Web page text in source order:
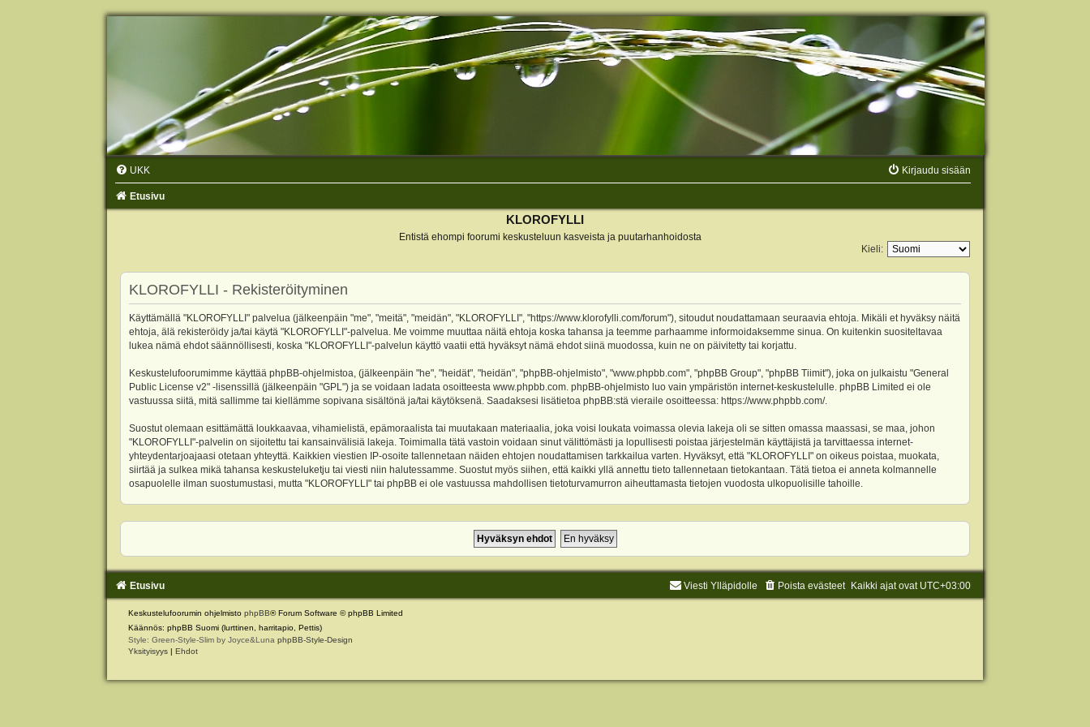
UKK Kirjaudu sisään
Etusivu
KLOROFYLLI
Entistä ehompi foorumi keskusteluun kasveista ja puutarhanhoidosta
Kieli:
KLOROFYLLI - Rekisteröityminen
Käyttämällä "KLOROFYLLI" palvelua (jälkeenpäin "me", "meitä", "meidän", "KLOROFYLLI", "https://www.klorofylli.com/forum"), sitoudut noudattamaan seuraavia ehtoja. Mikäli et hyväksy näitä
ehtoja, älä rekisteröidy ja/tai käytä "KLOROFYLLI"-palvelua. Me voimme muuttaa näitä ehtoja koska tahansa ja teemme parhaamme informoidaksemme sinua. On kuitenkin suositeltavaa
lukea nämä ehdot säännöllisesti, koska "KLOROFYLLI"-palvelun käyttö vaatii että hyväksyt nämä ehdot siinä muodossa, kuin ne on päivitetty tai korjattu.
Keskustelufoorumimme käyttää phpBB-ohjelmistoa, (jälkeenpäin "he", "heidät", "heidän", "phpBB-ohjelmisto", "www.phpbb.com", "phpBB Group", "phpBB Tiimit"), joka on julkaistu "General
Public License v2" -lisenssillä (jälkeenpäin "GPL") ja se voidaan ladata osoitteesta www.phpbb.com. phpBB-ohjelmisto luo vain ympäristön internet-keskustelulle. phpBB Limited ei ole
vastuussa siitä, mitä sallimme tai kiellämme sopivana sisältönä ja/tai käytöksenä. Saadaksesi lisätietoa phpBB:stä vieraile osoitteessa: https://www.phpbb.com/.
Suostut olemaan esittämättä loukkaavaa, vihamielistä, epämoraalista tai muutakaan materiaalia, joka voisi loukata voimassa olevia lakeja oli se sitten omassa maassasi, se maa, johon
"KLOROFYLLI"-palvelin on sijoitettu tai kansainvälisiä lakeja. Toimimalla tätä vastoin voidaan sinut välittömästi ja lopullisesti poistaa järjestelmän käyttäjistä ja tarvittaessa internet-
yhteydentarjoajaasi otetaan yhteyttä. Kaikkien viestien IP-osoite tallennetaan näiden ehtojen noudattamisen tarkkailua varten. Hyväksyt, että "KLOROFYLLI" on oikeus poistaa, muokata,
siirtää ja sulkea mikä tahansa keskusteluketju tai viesti niin halutessamme. Suostut myös siihen, että kaikki yllä annettu tieto tallennetaan tietokantaan. Tätä tietoa ei anneta kolmannelle
osapuolelle ilman suostumustasi, mutta "KLOROFYLLI" tai phpBB ei ole vastuussa mahdollisen tietoturvamurron aiheuttamasta tietojen vuodosta ulkopuolisille tahoille.
Etusivu Kaikki ajat ovat UTC+03:00
Poista evästeet
Viesti Ylläpidolle
Keskustelufoorumin ohjelmisto phpBB® Forum Software © phpBB Limited
Käännös: phpBB Suomi (lurttinen, harritapio, Pettis)
Style: Green-Style-Slim by Joyce&Luna phpBB-Style-Design
Yksityisyys | Ehdot